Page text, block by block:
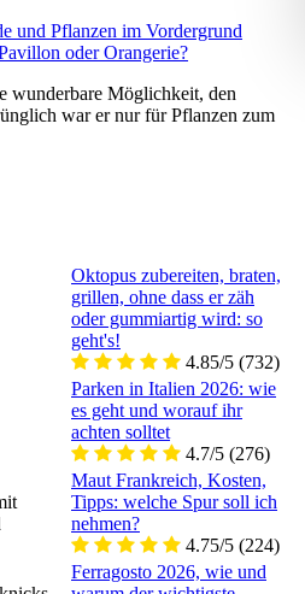
oder Orangerie?
wunderbare Möglichkeit, den
war er nur für Pflanzen zum
Oktopus zubereiten, braten,
grillen, ohne dass er zäh
oder gummiartig wird: so
geht's!
4.85/5 (732)
Parken in Italien 2026: wie
es geht und worauf ihr
achten solltet
4.7/5 (276)
Maut Frankreich, Kosten,
Tipps: welche Spur soll ich
nehmen?
4.75/5 (224)
Ferragosto 2026, wie und